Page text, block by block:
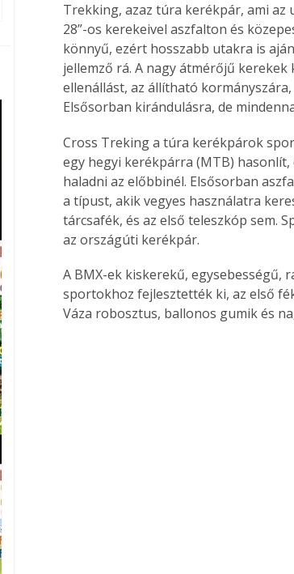
Trekking, azaz túra kerékpár, ami
28”-os kerekeivel aszfalton és
könnyű, ezért hosszabb utakra is
jellemző rá. A nagy átmérőjű
ellenállást, az állítható
Elsősorban kirándulásra, de
Cross Treking a túra kerékpárok
egy hegyi kerékpárra (MTB)
haladni az előbbinél. Elsősorban
a típust, akik vegyes használatra
tárcsafék, és az első teleszkóp sem.
az országúti kerékpár.
A BMX-ek kiskerekű, egysebességű,
sportokhoz fejlesztették ki, az első
Váza robosztus, ballonos gumik és